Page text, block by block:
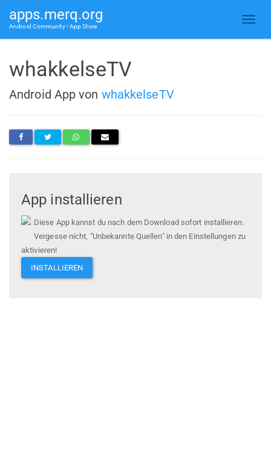
apps.merq.org
Android Community • App Store
whakkelseTV
Android App von whakkelseTV
App installieren
Diese App kannst du nach dem Download sofort installieren.
Vergesse nicht, "Unbekannte Quellen" in den Einstellungen zu
aktivieren!
INSTALLIEREN